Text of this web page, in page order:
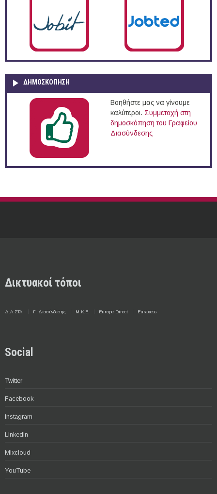
ΔΗΜΟΣΚΌΠΗΣΗ
Βοηθήστε μας να γίνουμε
καλύτεροι. Συμμετοχή στη
δημοσκόπηση του Γραφείου
Διασύνδεσης
Δικτυακοί τόποι
Δ.Α.ΣΤΑ. Γ. Διασύνδεσης Μ.Κ.Ε. Europe Direct Euraxess
Social
Twitter
Facebook
Instagram
LinkedIn
Mixcloud
YouTube